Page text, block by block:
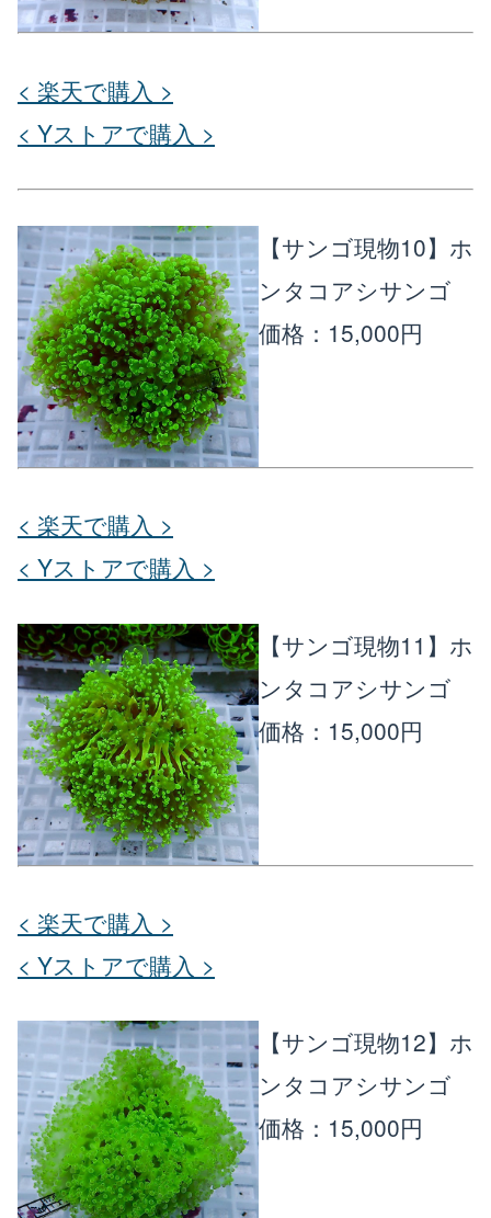
< 楽天で購入 >
< Yストアで購入 >
【サンゴ現物10】ホ
ンタコアシサンゴ
価格：15,000円
< 楽天で購入 >
< Yストアで購入 >
【サンゴ現物11】ホ
ンタコアシサンゴ
価格：15,000円
< 楽天で購入 >
< Yストアで購入 >
【サンゴ現物12】ホ
ンタコアシサンゴ
価格：15,000円